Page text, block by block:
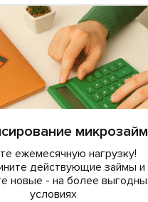
ежемесячную нагрузку!
действующие займы и
новые - на более
условиях